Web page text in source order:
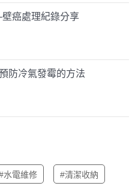
癌處理紀錄分享
防冷氣發霉的方法
水電維修 #清潔收納